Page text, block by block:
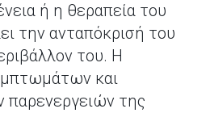
ή η θεραπεία του
την ανταπόκρισή του
του. Η
και
της